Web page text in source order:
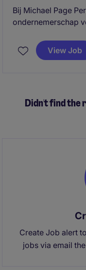
Bij Michael Page
ondernemerschap
kandidaat: jij bouwt
zorgt dat de beste
View Job
Didn't find the
Create Job alert
jobs via email